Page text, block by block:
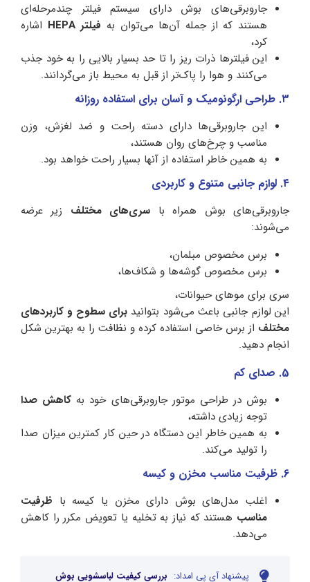
جاروبرقی‌های بوش دارای سیستم فیلتر چندمرحله‌ای
هستند که از جمله آن‌ها می‌توان به فیلتر HEPA
اشاره
کرد،
این فیلترها ذرات ریز را تا حد بسیار بالایی را به خود جذب
می‌کنند و هوا را پاک‌تر از قبل به محیط باز می‌گردانند.
۳. طراحی ارگونومیک و آسان برای استفاده روزانه
این جاروبرقی‌ها دارای دسته راحت و ضد لغزش، وزن
مناسب و چرخ‌های روان هستند،
به همین خاطر استفاده از آنها بسیار راحت خواهد بود.
۴. لوازم جانبی متنوع و کاربردی
جاروبرقی‌های بوش همراه با سری‌های مختلف زیر عرضه
می‌شوند:
برس مخصوص مبلمان،
برس مخصوص گوشه‌ها و شکاف‌ها،
سری برای موهای حیوانات،
این لوازم جانبی باعث می‌شود بتوانید برای سطوح و کاربردهای
مختلف از برس خاصی استفاده کرده و نظافت را به بهترین شکل
انجام دهید.
5. صدای کم
بوش در طراحی موتور جاروبرقی‌های خود به کاهش صدا
توجه زیادی داشته،
به همین خاطر این دستگاه در حین کار کمترین میزان صدا
را تولید می‌کند.
6. ظرفیت مناسب مخزن و کیسه
اغلب مدل‌های بوش دارای مخزن یا کیسه با ظرفیت
مناسب هستند که نیاز به تخلیه یا تعویض مکرر را کاهش
می‌دهد.
پیشنهاد آی پی امداد: بررسی کیفیت لباسشویی بوش